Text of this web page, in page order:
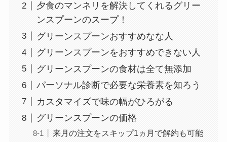
夕食のマンネリを解決してくれるグリー
ンスプーンのスープ！
グリーンスプーンおすすめなな人
グリーンスプーンをおすすめできない人
グリーンスプーンの食材は全て無添加
パーソナル診断で必要な栄養素を知ろう
カスタマイズで味の幅がひろがる
グリーンスプーンの価格
来月の注文をスキップ1ヵ月で解約も可能